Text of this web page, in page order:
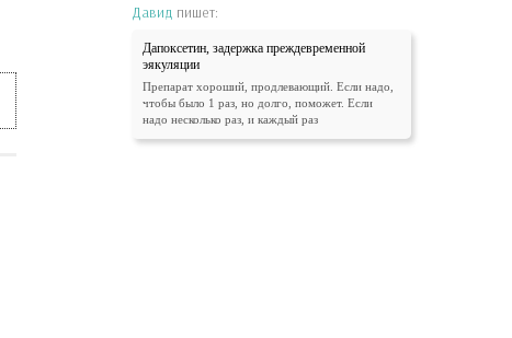
Давид пишет:
Дапоксетин, задержка преждевременной
эякуляции
Препарат хороший, продлевающий. Если надо,
чтобы было 1 раз, но долго, поможет. Если
надо несколько раз, и каждый раз